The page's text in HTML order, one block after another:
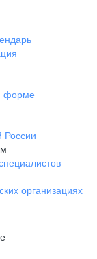
3.4
35,
1
форме
России
организациях